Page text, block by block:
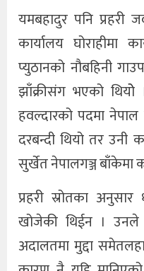
यमबहादुर पनि प्रहरी
कार्यालय घोराहीमा
प्युठानको नौबहिनी
झाँक्रीसंग भएको थियोे
हवल्दारको पदमा नेपाल
दरबन्दी थियो तर उनी
सुर्खेत नेपालगञ्ज बाँकेमा
प्रहरी स्रोतका
खोजेकी थिईन । उनले
अदालतमा मुद्दा